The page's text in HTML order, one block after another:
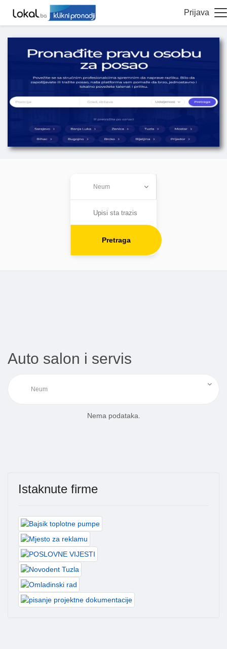
Prijava
Pretraga
Auto salon i servis
Nema podataka.
Istaknute firme